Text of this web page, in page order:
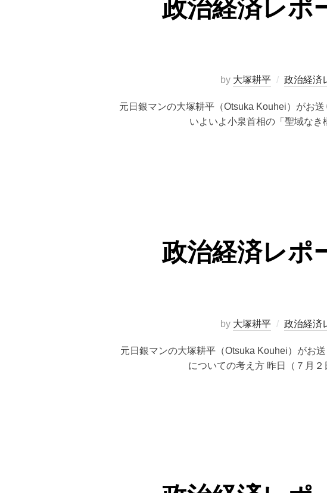
政治経済レポ
by 大塚耕平 政治経済
元日銀マンの大塚耕平（Otsuka Kouhei）がお
いよいよ小泉首相の「聖域な
政治経済レポ
by 大塚耕平 政治経済
元日銀マンの大塚耕平（Otsuka Kouhei）がお
についての考え方 昨日（７月